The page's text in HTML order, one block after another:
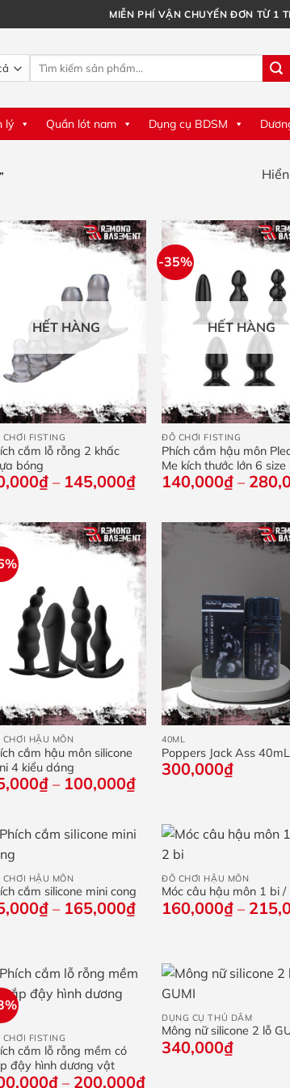
MIỄN PHÍ VẬN CHUYỂN ĐƠN TỪ 1
Tìm
lý Quần lót nam Dụng cụ BDSM
+
HẾT HÀNG
FISTING
cắm lỗ rỗng 2 khấc
bóng
₫ – 145,000₫Khoảng
30,000₫
đến
145,000₫
-35%
+
HẾT HÀNG
ĐỒ CHƠI FISTING
Phích cắm hậu môn
Me kích thước lớn 6 size
140,000₫ –
+
HẬU MÔN
cắm hậu môn silicone
4 kiểu dáng
₫ – 100,000₫Khoảng
35,000₫
đến
100,000₫
+
40ML
Poppers Jack Ass 40mL
300,000₫
HẬU MÔN
cắm silicone mini cong
₫ – 165,000₫Khoảng
165,000₫
+
ĐỒ CHƠI HẬU MÔN
Móc câu hậu môn 1 bi /
160,000₫ –
+
FISTING
cắm lỗ rỗng mềm có
đậy hình dương vật
₫ – 200,000₫Khoảng
+
DỤNG CỤ THỦ DÂM
Mông nữ silicone 2 lỗ
340,000₫